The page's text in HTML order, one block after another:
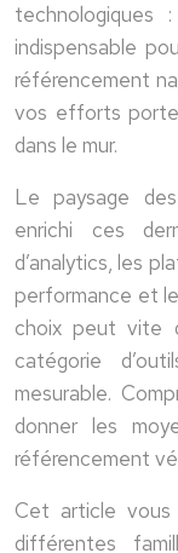
indispensable
référencement
vos efforts
dans le mur.
Le paysage
enrichi ces
d’analytics, les
performance et
choix peut vite
catégorie
mesurable.
donner les
référencement
Cet article vous
différentes